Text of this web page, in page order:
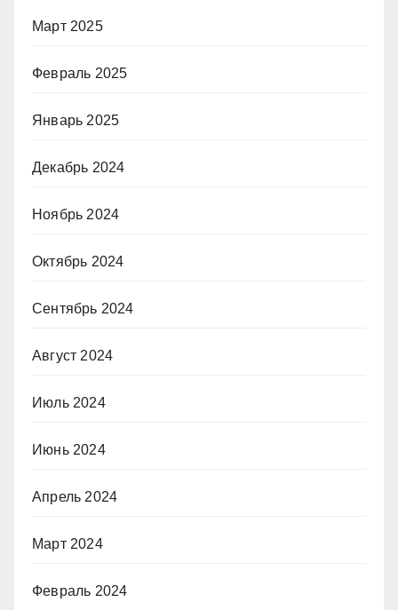
Март 2025
Февраль 2025
Январь 2025
Декабрь 2024
Ноябрь 2024
Октябрь 2024
Сентябрь 2024
Август 2024
Июль 2024
Июнь 2024
Апрель 2024
Март 2024
Февраль 2024